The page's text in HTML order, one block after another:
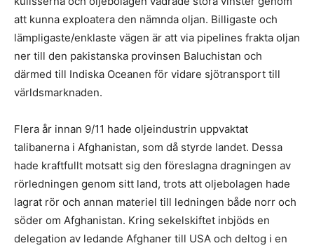
att kunna exploatera den nämnda oljan. Billigaste och
lämpligaste/enklaste vägen är att via pipelines frakta oljan
ner till den pakistanska provinsen Baluchistan och
därmed till Indiska Oceanen för vidare sjötransport till
världsmarknaden.
Flera år innan 9/11 hade oljeindustrin uppvaktat
talibanerna i Afghanistan, som då styrde landet. Dessa
hade kraftfullt motsatt sig den föreslagna dragningen av
rörledningen genom sitt land, trots att oljebolagen hade
lagrat rör och annan materiel till ledningen både norr och
söder om Afghanistan. Kring sekelskiftet inbjöds en
delegation av ledande Afghaner till USA och deltog i en